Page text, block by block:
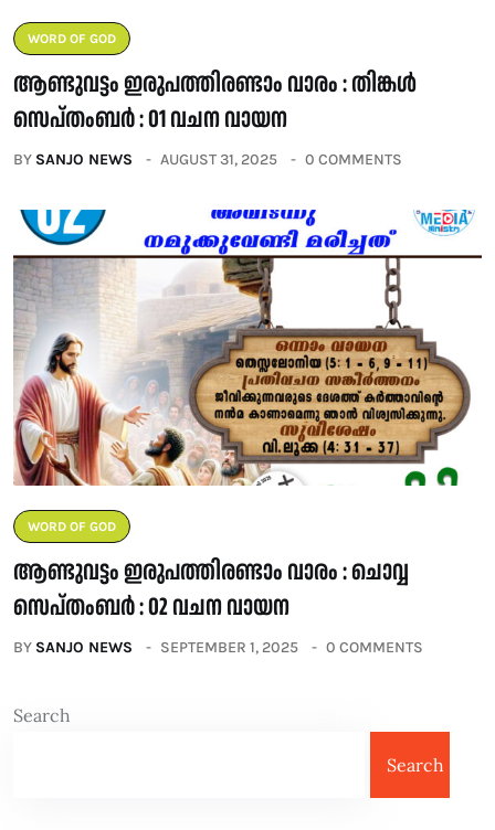
WORD OF GOD
ആണ്ടുവട്ടം ഇരുപത്തിരണ്ടാം വാരം : തിങ്കൾ
സെപ്തംബർ : 01 വചന വായന
BY SANJO NEWS AUGUST 31, 2025 0 COMMENTS
WORD OF GOD
ആണ്ടുവട്ടം ഇരുപത്തിരണ്ടാം വാരം : ചൊവ്വ
സെപ്തംബർ : 02 വചന വായന
BY SANJO NEWS SEPTEMBER 1, 2025 0 COMMENTS
Search
Search